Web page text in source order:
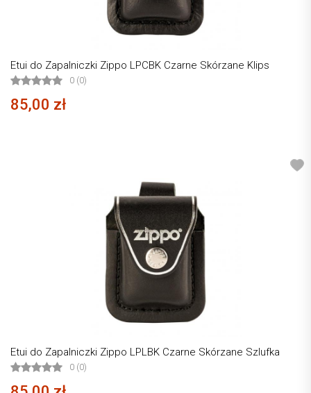
Etui do Zapalniczki Zippo LPCBK Czarne Skórzane Klips
0 (0)
85,00 zł
Etui do Zapalniczki Zippo LPLBK Czarne Skórzane Szlufka
0 (0)